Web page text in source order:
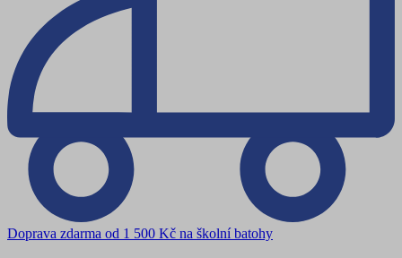
Doprava zdarma od 1 500 Kč na školní batohy